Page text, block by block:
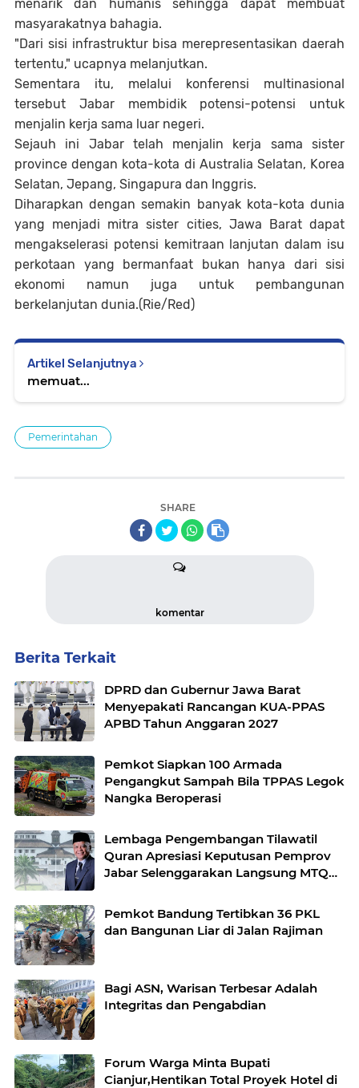
menarik dan humanis sehingga dapat membuat
masyarakatnya bahagia.
"Dari sisi infrastruktur bisa merepresentasikan daerah
tertentu," ucapnya melanjutkan.
Sementara itu, melalui konferensi multinasional
tersebut Jabar membidik potensi-potensi untuk
menjalin kerja sama luar negeri.
Sejauh ini Jabar telah menjalin kerja sama sister
province dengan kota-kota di Australia Selatan, Korea
Selatan, Jepang, Singapura dan Inggris.
Diharapkan dengan semakin banyak kota-kota dunia
yang menjadi mitra sister cities, Jawa Barat dapat
mengakselerasi potensi kemitraan lanjutan dalam isu
perkotaan yang bermanfaat bukan hanya dari sisi
ekonomi namun juga untuk pembangunan
berkelanjutan dunia.(Rie/Red)
Artikel Selanjutnya
memuat...
Pemerintahan
SHARE
komentar
Berita Terkait
DPRD dan Gubernur Jawa Barat
Menyepakati Rancangan KUA-PPAS
APBD Tahun Anggaran 2027
Pemkot Siapkan 100 Armada
Pengangkut Sampah Bila TPPAS Legok
Nangka Beroperasi
Lembaga Pengembangan Tilawatil
Quran Apresiasi Keputusan Pemprov
Jabar Selenggarakan Langsung MTQ
Pemkot Bandung Tertibkan 36 PKL
dan Bangunan Liar di Jalan Rajiman
Bagi ASN, Warisan Terbesar Adalah
Integritas dan Pengabdian
Forum Warga Minta Bupati
Cianjur,Hentikan Total Proyek Hotel di